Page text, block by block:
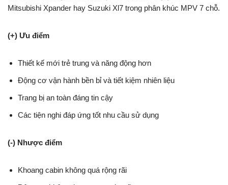
Mitsubishi Xpander hay Suzuki Xl7 trong phân khúc MPV 7 chỗ.
(+) Ưu điểm
Thiết kế mới trẻ trung và năng động hơn
Động cơ vận hành bền bỉ và tiết kiệm nhiên liệu
Trang bị an toàn đáng tin cậy
Các tiện nghi đáp ứng tốt nhu cầu sử dụng
(-) Nhược điểm
Khoang cabin không quá rộng rãi